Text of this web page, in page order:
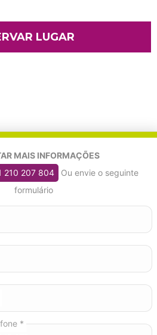
LUGAR
MAIS INFORMAÇÕES
210 207 804
Ou envie o seguinte
formulário
*